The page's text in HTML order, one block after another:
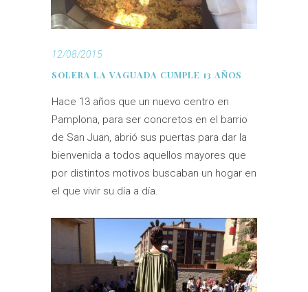
12/08/2015
SOLERA LA VAGUADA CUMPLE 13 AÑOS
Hace 13 años que un nuevo centro en
Pamplona, para ser concretos en el barrio
de San Juan, abrió sus puertas para dar la
bienvenida a todos aquellos mayores que
por distintos motivos buscaban un hogar en
el que vivir su día a día.